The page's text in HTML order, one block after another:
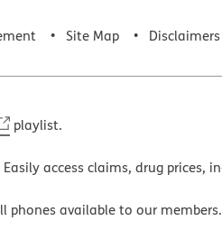
Site Map
playlist.
access claims, drug prices,
phones available to our